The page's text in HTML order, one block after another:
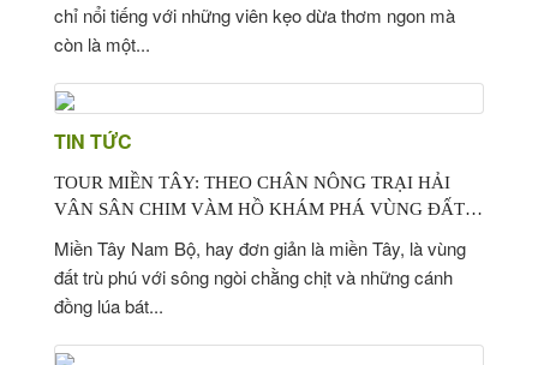
chỉ nổi tiếng với những viên kẹo dừa thơm ngon mà
còn là một...
TIN TỨC
TOUR MIỀN TÂY: THEO CHÂN NÔNG TRẠI HẢI
VÂN SÂN CHIM VÀM HỒ KHÁM PHÁ VÙNG ĐẤT
Miền Tây Nam Bộ, hay đơn giản là miền Tây, là vùng
đất trù phú với sông ngòi chằng chịt và những cánh
đồng lúa bát...